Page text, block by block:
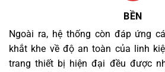
BỀN
Ngoài ra, hệ thống còn đáp ứng
khắt khe về độ an toàn của linh
trang thiết bị hiện đại đều được